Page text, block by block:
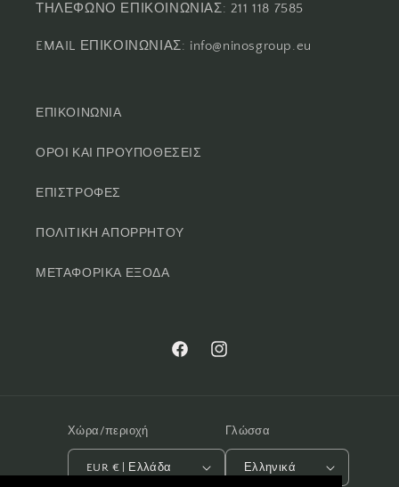
ΤΗΛΕΦΩΝΟ ΕΠΙΚΟΙΝΩΝΙΑΣ: 211 118 7585
EMAIL ΕΠΙΚΟΙΝΩΝΙΑΣ: info@ninosgroup.eu
ΕΠΙΚΟΙΝΩΝΙΑ
ΟΡΟΙ ΚΑΙ ΠΡΟΥΠΟΘΕΣΕΙΣ
ΕΠΙΣΤΡΟΦΕΣ
ΠΟΛΙΤΙΚΗ ΑΠΟΡΡΗΤΟΥ
ΜΕΤΑΦΟΡΙΚΑ ΕΞΟΔΑ
FacebookInstagram
Χώρα/περιοχή
EUR € | Ελλάδα
Γλώσσα
Ελληνικά